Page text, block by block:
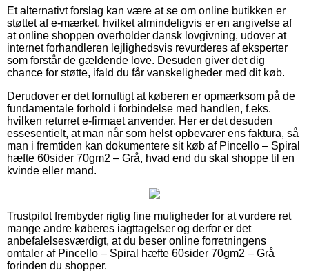
Et alternativt forslag kan være at se om online butikken er
støttet af e-mærket, hvilket almindeligvis er en angivelse af
at online shoppen overholder dansk lovgivning, udover at
internet forhandleren lejlighedsvis revurderes af eksperter
som forstår de gældende love. Desuden giver det dig
chance for støtte, ifald du får vanskeligheder med dit køb.
Derudover er det fornuftigt at køberen er opmærksom på de
fundamentale forhold i forbindelse med handlen, f.eks.
hvilken returret e-firmaet anvender. Her er det desuden
essesentielt, at man når som helst opbevarer ens faktura, så
man i fremtiden kan dokumentere sit køb af Pincello – Spiral
hæfte 60sider 70gm2 – Grå, hvad end du skal shoppe til en
kvinde eller mand.
Trustpilot frembyder rigtig fine muligheder for at vurdere ret
mange andre køberes iagttagelser og derfor er det
anbefalelsesværdigt, at du beser online forretningens
omtaler af Pincello – Spiral hæfte 60sider 70gm2 – Grå
forinden du shopper.